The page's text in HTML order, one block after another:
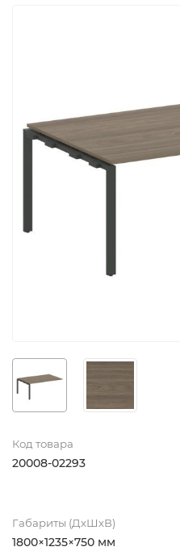
Код товара
20008-02293
Габариты (ДхШхВ)
1800×1235×750 мм